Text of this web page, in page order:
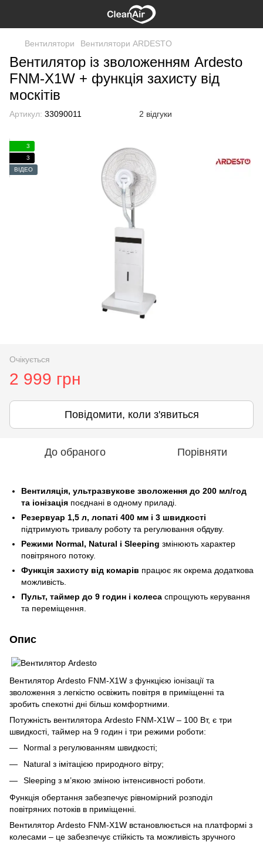
Вентилятори Вентилятори ARDESTO
Вентилятор із зволоженням Ardesto
FNM-X1W + функція захисту від
москітів
Артикул: 33090011 2 відгуки
3
3
ВІДЕО
Очікується
2 999 грн
Повідомити, коли з'явиться
До обраного Порівняти
Вентиляція, ультразвукове зволоження до 200 мл/год
та іонізація поєднані в одному приладі.
Резервуар 1,5 л, лопаті 400 мм і 3 швидкості
підтримують тривалу роботу та регулювання обдуву.
Режими Normal, Natural і Sleeping змінюють характер
повітряного потоку.
Функція захисту від комарів працює як окрема додаткова
можливість.
Пульт, таймер до 9 годин і колеса спрощують керування
та переміщення.
Опис
Вентилятор Ardesto FNM-X1W з функцією іонізації та
зволоження з легкістю освіжить повітря в приміщенні та
зробить спекотні дні більш комфортними.
Потужність вентилятора Ardesto FNM-X1W – 100 Вт, є три
швидкості, таймер на 9 годин і три режими роботи:
Normal з регулюванням швидкості;
Natural з імітацією природного вітру;
Sleeping з м’якою зміною інтенсивності роботи.
Функція обертання забезпечує рівномірний розподіл
повітряних потоків в приміщенні.
Вентилятор Ardesto FNM-X1W встановлюється на платформі з
колесами – це забезпечує стійкість та можливість зручного